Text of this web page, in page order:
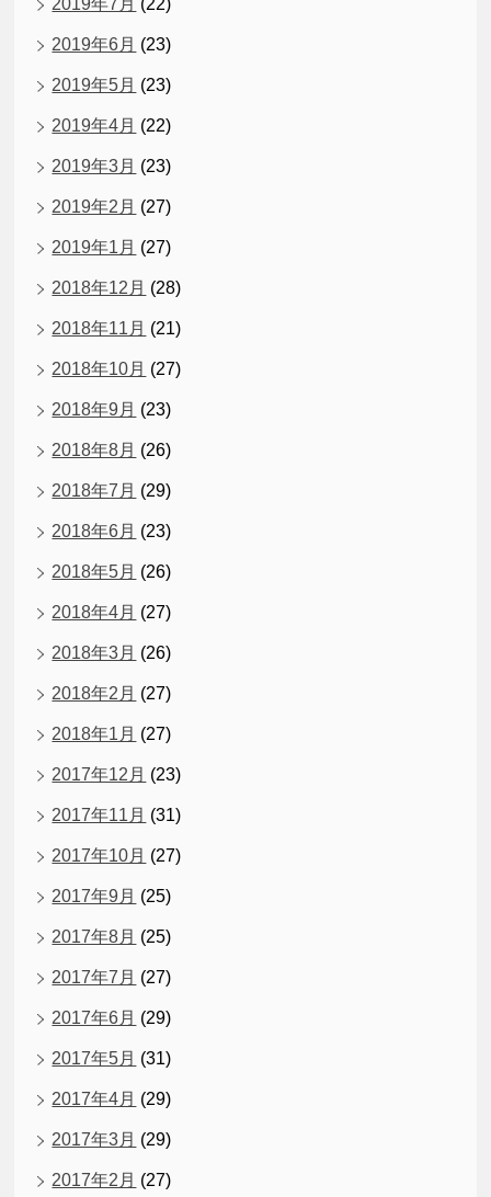
2019年7月 (22)
2019年6月 (23)
2019年5月 (23)
2019年4月 (22)
2019年3月 (23)
2019年2月 (27)
2019年1月 (27)
2018年12月 (28)
2018年11月 (21)
2018年10月 (27)
2018年9月 (23)
2018年8月 (26)
2018年7月 (29)
2018年6月 (23)
2018年5月 (26)
2018年4月 (27)
2018年3月 (26)
2018年2月 (27)
2018年1月 (27)
2017年12月 (23)
2017年11月 (31)
2017年10月 (27)
2017年9月 (25)
2017年8月 (25)
2017年7月 (27)
2017年6月 (29)
2017年5月 (31)
2017年4月 (29)
2017年3月 (29)
2017年2月 (27)